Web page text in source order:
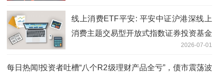
线上消费ETF平安: 平安中证沪港深线上
消费主题交易型开放式指数证券投资基金
2026-07-01
每日热闻!投资者吐槽“八个R2级理财产品全亏”，债市震荡波